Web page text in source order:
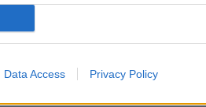
Data Access Privacy Policy